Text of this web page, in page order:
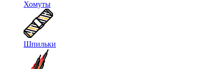
Хомуты
Шпильки